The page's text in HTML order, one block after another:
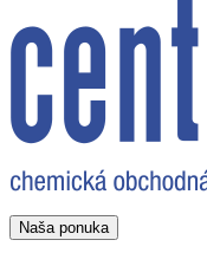
Naša ponuka